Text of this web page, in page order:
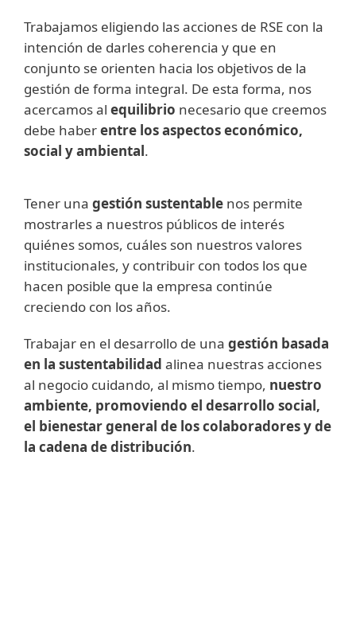
Trabajamos eligiendo las acciones de RSE con la
intención de darles coherencia y que en
conjunto se orienten hacia los objetivos de la
gestión de forma integral. De esta forma, nos
acercamos al equilibrio necesario que creemos
debe haberentre los aspectos económico,
social y ambiental.
Tener una gestión sustentable nos permite
mostrarles a nuestros públicos de interés
quiénes somos, cuáles son nuestros valores
institucionales, y contribuir con todos los que
hacen posible que la empresa continúe
creciendo con los años.
Trabajar en el desarrollo de una gestión basada
en la sustentabilidad alinea nuestras acciones
al negocio cuidando, al mismo tiempo, nuestro
ambiente, promoviendo el desarrollo social,
el bienestar general de los colaboradores y de
la cadena de distribución.